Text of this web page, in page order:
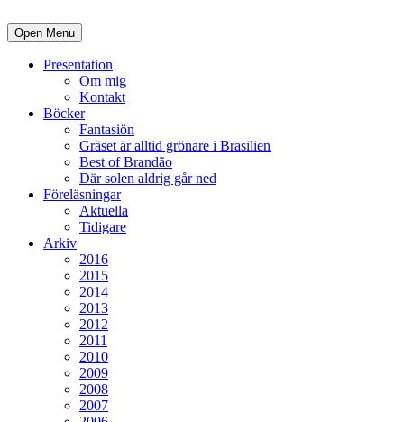
Open Menu
Presentation
Om mig
Kontakt
Böcker
Fantasiön
Gräset är alltid grönare i Brasilien
Best of Brandão
Där solen aldrig går ned
Föreläsningar
Aktuella
Tidigare
Arkiv
2016
2015
2014
2013
2012
2011
2010
2009
2008
2007